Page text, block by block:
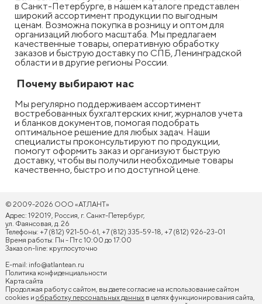
в Санкт-Петербурге, в нашем каталоге представлен
широкий ассортимент продукции по выгодным
ценам. Возможна покупка в розницу и оптом для
организаций любого масштаба. Мы предлагаем
качественные товары, оперативную обработку
заказов и быструю доставку по СПБ, Ленинградской
области и в другие регионы России.
Почему выбирают нас
Мы регулярно поддерживаем ассортимент
востребованных бухгалтерских книг, журналов учета
и бланков документов, помогая подобрать
оптимальное решение для любых задач. Наши
специалисты проконсультируют по продукции,
помогут оформить заказ и организуют быструю
доставку, чтобы вы получили необходимые товары
качественно, быстро и по доступной цене.
© 2009-2026 ООО «АТЛАНТ»
Адрес: 192019, Россия, г. Санкт-Петербург,
ул. Фаянсовая, д. 26
Телефоны: +7 (812) 921-50-61, +7 (812) 335-59-18, +7 (812) 926-23-01
Время работы: Пн - Пт с 10:00 до 17:00
Заказ on-line: круглосуточно
E-mail: info@atlantean.ru
Политика конфиденциальности
Карта сайта
Продолжая работу с сайтом, вы даете согласие на использование сайтом
cookies и обработку персональных данных в целях функционирования сайта,